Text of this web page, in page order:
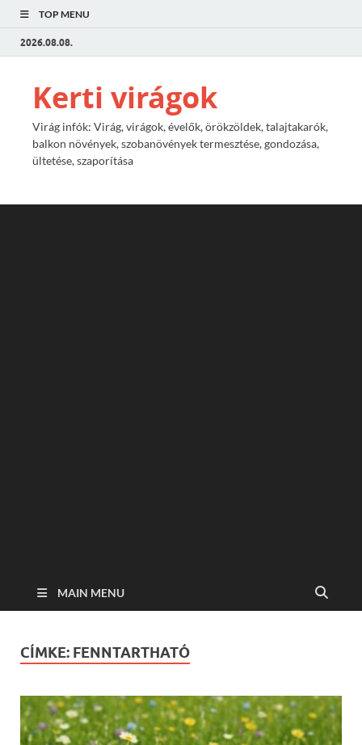
TOP MENU
2026.08.08.
Kerti virágok
Virág infók: Virág, virágok, évelők, örökzöldek, talajtakarók,
balkon növények, szobanövények termesztése, gondozása,
ültetése, szaporítása
MAIN MENU
CÍMKE: FENNTARTHATÓ